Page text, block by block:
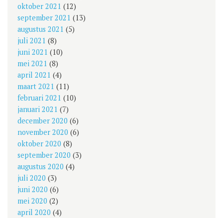
oktober 2021 (12)
september 2021 (13)
augustus 2021 (5)
juli 2021 (8)
juni 2021 (10)
mei 2021 (8)
april 2021 (4)
maart 2021 (11)
februari 2021 (10)
januari 2021 (7)
december 2020 (6)
november 2020 (6)
oktober 2020 (8)
september 2020 (3)
augustus 2020 (4)
juli 2020 (3)
juni 2020 (6)
mei 2020 (2)
april 2020 (4)